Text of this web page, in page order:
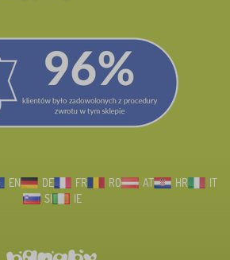
EN DE FR RO AT HR
IT
SI
IE